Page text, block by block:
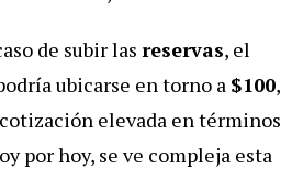
de subir las reservas, el
ubicarse en torno a $100,
elevada en términos
por hoy, se ve compleja esta